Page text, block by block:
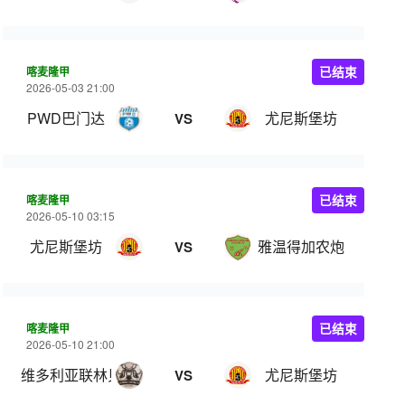
喀麦隆甲
2026-05-03 21:00
PWD巴门达 VS 尤尼斯堡坊
已结束
喀麦隆甲
2026-05-10 03:15
尤尼斯堡坊 VS 雅温得加农炮
已结束
喀麦隆甲
2026-05-10 21:00
维多利亚联林贝 VS 尤尼斯堡坊
已结束